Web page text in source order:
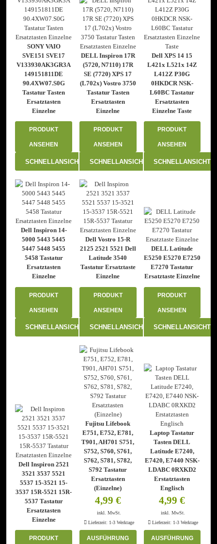
SONY VAIO
SVE151 SVE17
V133930AK3GR3A
149151811DE
90.4XW07.S0G
Tastatur Tasten
Ersatztasten
Einzelne
PRODUKT
ANSEHEN
SCHNELLANSICHT
DELL Inspiron 17R
(5720, N7110) 17R
SE (7720) XPS 17
(L702x) Vostro 3750
Tastatur Tasten
Ersatztasten
Einzelne
PRODUKT
ANSEHEN
SCHNELLANSICHT
Dell XPS 14 15
L421x L521x 14Z
L412Z P30G
0HKDCR NSK-
L60BC Tastatur
Ersatztasten
Einzelne Taste
PRODUKT
ANSEHEN
SCHNELLANSICHT
Dell Inspiron 14-
5000 5443 5445
5447 5448 5455
5458 Tastatur
Ersatztasten
Einzelne
PRODUKT
ANSEHEN
SCHNELLANSICHT
Dell Vostro 15-R
2125 2521 5521 Dell
Latitude 3540
Tastatur Ersatztaste
Einzelne
PRODUKT
ANSEHEN
SCHNELLANSICHT
DELL Latitude
E5250 E5270 E7250
E7270 Tastatur
Ersatztaste Einzelne
PRODUKT
ANSEHEN
SCHNELLANSICHT
Dell Inspiron 2521
3521 3537 5521
5537 15-3521 15-
3537 15R-5521 15R-
5537 Tastatur
Ersatztasten
Einzelne
PRODUKT
Fujitsu Lifebook
E751, E752, E781,
T901, AH701 S751,
S752, S760, S761,
S762, S781, S782,
S792 Tastatur
Ersatztasten
(Einzelne)
4,99 €
inkl. MwSt.
Lieferzeit: 1-3 Werktage
AUSFÜHRUNG
Laptop Tastatur
Tasten DELL
Latitude E7240,
E7420, E7440 NSK-
LDABC 0RXKD2
Erstatztasten
Englisch
4,99€
inkl. MwSt.
Lieferzeit: 1-3 Werktage
AUSFÜHRUNG